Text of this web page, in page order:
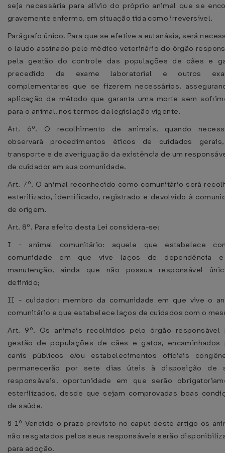
seja necessária para alívio do próprio animal que se
gravemente enfermo, em situação tida como irreversível.
Parágrafo único. Para que se efetive a eutanásia, será
o laudo assinado pelo médico veterinário do órgão
pela gestão do controle das populações de cães e
precedido de exame laboratorial e outros
complementares que se fizerem necessários,
aplicação de método que garanta uma morte sem
para o animal, nos termos da legislação vigente.
Art. 6º. O recolhimento de animais, quando
observará procedimentos éticos de cuidados
transporte e de averiguação da existência de um
de cuidador em sua comunidade.
Art. 7º. O animal reconhecido como comunitário será
esterilizado, identificado, registrado e devolvido à
de origem.
Art. 8º. Para efeito desta Lei considera-se:
I - animal comunitário: aquele que estabelece
comunidade em que vive laços de dependência
manutenção, ainda que não possua responsável
definido;
II - cuidador: membro da comunidade em que vive o
comunitário e que estabelece laços de cuidados com o
Art. 9º. Os animais recolhidos pelo órgão responsável
gestão de populações de cães e gatos, encaminhados
canis públicos e/ou estabelecimentos oficiais
permanecerão por sete dias úteis à disposição de
responsáveis, oportunidade em que serão
esterilizados, desde que sejam comprovadas boas
de saúde.
§ 1º Vencido o prazo previsto no caput deste artigo os
não resgatados pelos seus responsáveis serão
para adoção.